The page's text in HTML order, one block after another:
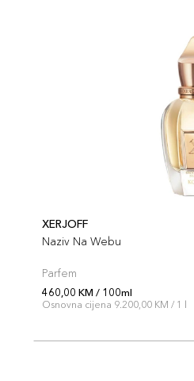
XERJOFF
Naziv Na Webu
Parfem
460,00 KM / 100ml
Osnovna cijena 9.200,00 KM / 1 l